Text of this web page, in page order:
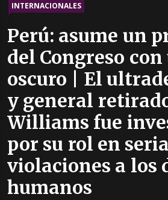
INTERNACIONALES
Perú: asume un
del Congreso
oscuro | El
y general
Williams fue
por su rol en
violaciones a los
humanos